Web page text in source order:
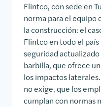
Flintco, con sede en
norma para el equipo
la construcción: el
Flintco en todo el
seguridad
barbilla, que ofrece
los impactos
no exige, que los
cumplan con normas